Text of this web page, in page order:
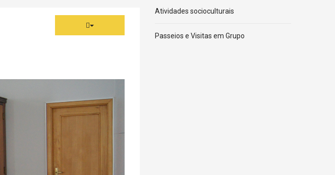
Atividades socioculturais
Passeios e Visitas em Grupo